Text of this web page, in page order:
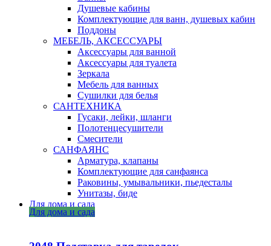
Душевые кабины
Комплектующие для ванн, душевых кабин
Поддоны
МЕБЕЛЬ, АКСЕССУАРЫ
Аксессуары для ванной
Аксессуары для туалета
Зеркала
Мебель для ванных
Сушилки для белья
САНТЕХНИКА
Гусаки, лейки, шланги
Полотенцесушители
Смесители
САНФАЯНС
Арматура, клапаны
Комплектующие для санфаянса
Раковины, умывальники, пьедесталы
Унитазы, биде
Для дома и сада
Для дома и сада